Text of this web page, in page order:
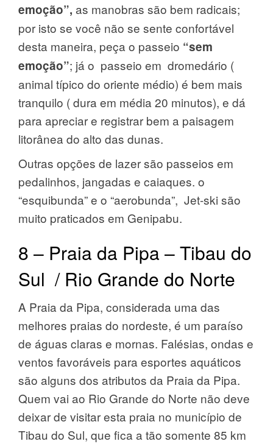
emoção”, as manobras são bem radicais;
por isto se você não se sente confortável
desta maneira, peça o passeio “sem
emoção”; já o passeio em dromedário (
animal típico do oriente médio) é bem mais
tranquilo ( dura em média 20 minutos), e dá
para apreciar e registrar bem a paisagem
litorânea do alto das dunas.
Outras opções de lazer são passeios em
pedalinhos, jangadas e caiaques. o
“esquibunda” e o “aerobunda”, Jet-ski são
muito praticados em Genipabu.
8 – Praia da Pipa – Tibau do
Sul / Rio Grande do Norte
A Praia da Pipa, considerada uma das
melhores praias do nordeste, é um paraíso
de águas claras e mornas. Falésias, ondas e
ventos favoráveis para esportes aquáticos
são alguns dos atributos da Praia da Pipa.
Quem vai ao Rio Grande do Norte não deve
deixar de visitar esta praia no município de
Tibau do Sul, que fica a tão somente 85 km